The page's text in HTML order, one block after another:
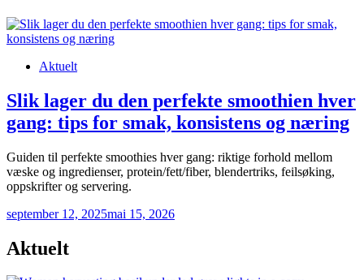
Posted Aktuelt
Slik lager du den perfekte smoothien hver
gang: tips for smak, konsistens og næring
Guiden til perfekte smoothies hver gang: riktige forhold mellom
væske og ingredienser, protein/fett/fiber, blendertriks, feilsøking,
oppskrifter og servering.
september 12, 2025mai 15, 2026
Aktuelt